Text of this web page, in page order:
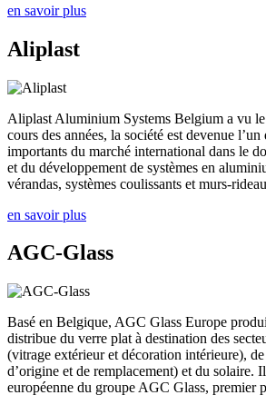
en savoir plus
Aliplast
Aliplast Aluminium Systems Belgium a vu
cours des années, la société est devenue l’un
importants du marché international dans le
et du développement de systèmes en
vérandas, systèmes coulissants et murs-
en savoir plus
AGC-Glass
Basé en Belgique, AGC Glass Europe
distribue du verre plat à destination des
(vitrage extérieur et décoration intérieure),
d’origine et de remplacement) et du solaire.
européenne du groupe AGC Glass, premier